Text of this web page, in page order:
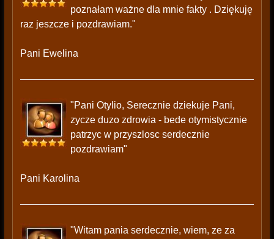
poznałam ważne dla mnie fakty . Dziękuję
raz jeszcze i pozdrawiam."
Pani Ewelina
"Pani Otylio, Serecznie dziekuje Pani,
zycze duzo zdrowia - bede otymistycznie
patrzyc w przyszlosc serdecznie
pozdrawiam"
Pani Karolina
"Witam pania serdecznie, wiem, ze za